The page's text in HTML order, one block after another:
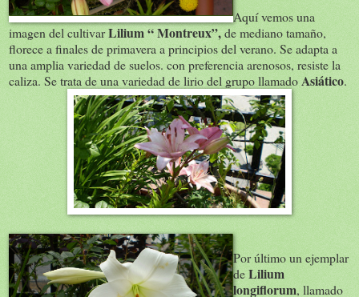
Aquí vemos una
imagen del cultivarLilium “ Montreux”,de mediano tamaño,
florece a finales de primavera a principios del verano. Se adapta a
una amplia variedad de suelos. con preferencia arenosos, resiste la
caliza. Se trata de una variedad de lirio del grupo llamadoAsiático.
Por último un ejemplar
deLilium
longiflorum, llamado